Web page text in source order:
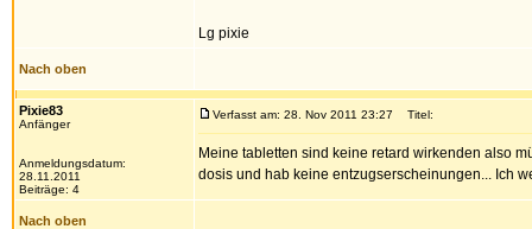
Lg pixie
Nach oben
Pixie83
Anfänger
Anmeldungsdatum:
28.11.2011
Beiträge: 4
Verfasst am: 28. Nov 2011 23:27 Titel:
Meine tabletten sind keine retard wirkenden also
dosis und hab keine entzugserscheinungen... Ich
Nach oben